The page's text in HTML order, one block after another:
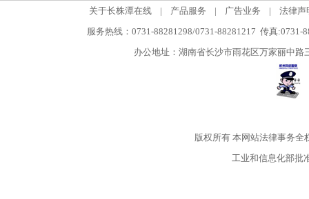
关于长株潭在线 | 产品服务 | 广告业务 |
法律声
服务热线：0731-88281298/0731-88281217 传真:0731-
办公地址：湖南省长沙市雨花区万家丽中
版权所有本网站法律事务全
工业和信息化部批